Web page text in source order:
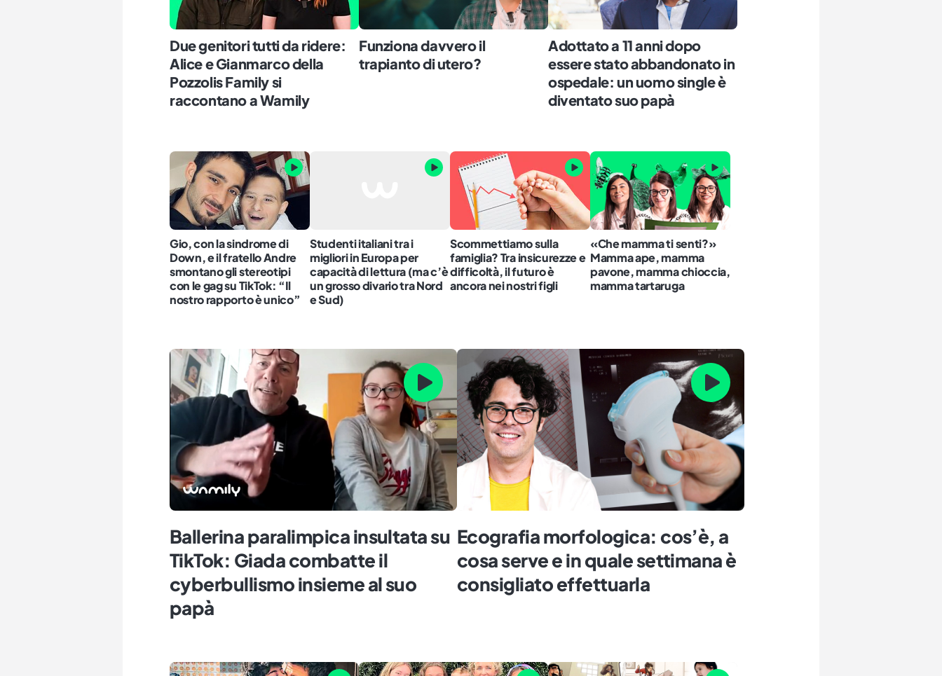
Due genitori tutti da ridere:
Alice e Gianmarco della
Pozzolis Family si
raccontano a Wamily
Funziona davvero il
trapianto di utero?
Adottato a 11 anni dopo
essere stato abbandonato in
ospedale: un uomo single è
diventato suo papà
Gio, con la sindrome di
Down, e il fratello Andre
smontano gli stereotipi
con le gag su TikTok: “Il
nostro rapporto è unico”
Studenti italiani tra i
migliori in Europa per
capacità di lettura (ma c’è
un grosso divario tra Nord
e Sud)
Scommettiamo sulla
famiglia? Tra insicurezze e
difficoltà, il futuro è
ancora nei nostri figli
«Che mamma ti senti?»
Mamma ape, mamma
pavone, mamma chioccia,
mamma tartaruga
Ballerina paralimpica insultata su
TikTok: Giada combatte il
cyberbullismo insieme al suo
papà
Ecografia morfologica: cos’è, a
cosa serve e in quale settimana è
consigliato effettuarla